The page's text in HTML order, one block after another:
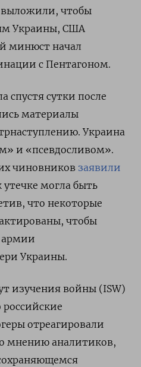
чтобы
Украины, США
минюст начал
с Пентагоном.
спустя сутки после
материалы
Украина
и «псевдосливом».
чиновников заявили
утечке могла быть
что некоторые
чтобы
армии
Украины.
изучения войны (ISW)
отреагировали
мнению аналитиков,